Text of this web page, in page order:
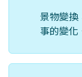
景物變換
事的變化